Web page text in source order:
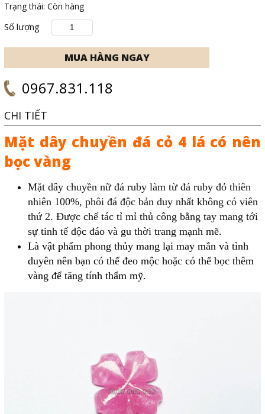
Trạng thái: Còn hàng
Số lượng
0967.831.118
CHI TIẾT
Mặt dây chuyền đá cỏ 4 lá có nên
bọc vàng
Mặt dây chuyền nữ đá ruby làm từ đá ruby đỏ thiên
nhiên 100%, phôi đá độc bản duy nhất không có viên
thứ 2. Được chế tác tỉ mỉ thủ công bằng tay mang tới
sự tinh tế độc đáo và gu thời trang mạnh mẽ.
Là vật phẩm phong thủy mang lại may mắn và tình
duyên nên bạn có thể đeo mộc hoặc có thể bọc thêm
vàng để tăng tính thẩm mỹ.